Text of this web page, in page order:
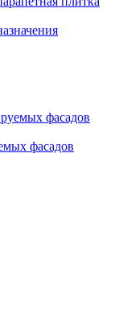
фасадов
фасадов